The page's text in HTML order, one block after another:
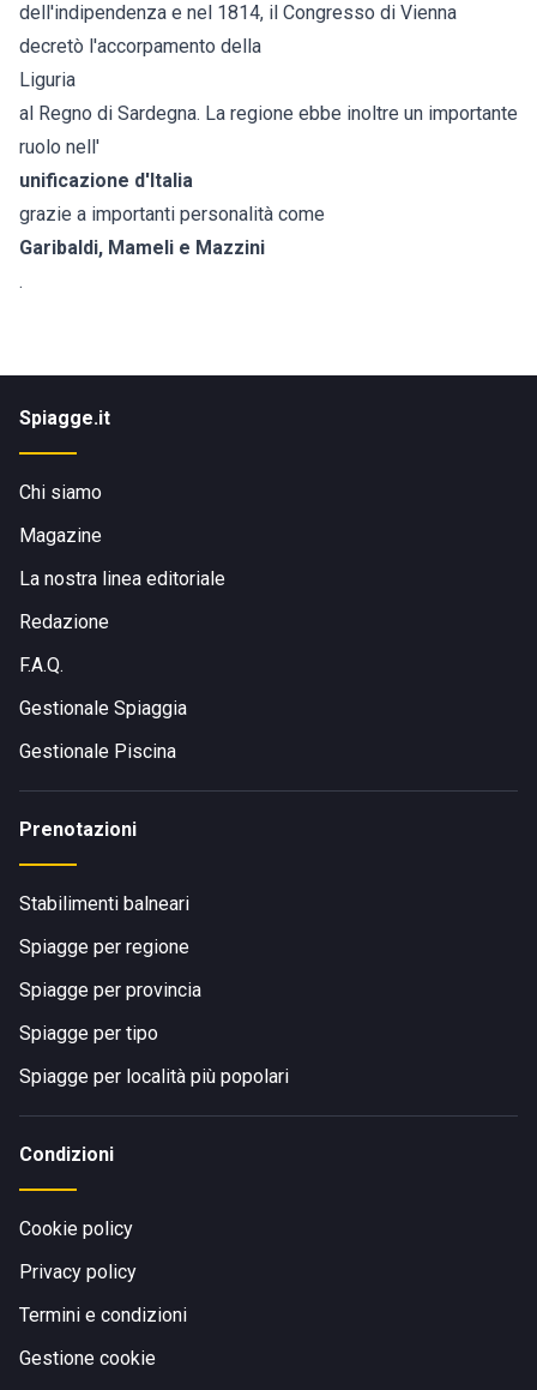
dell'indipendenza e nel 1814, il Congresso di Vienna
decretò l'accorpamento della
Liguria
al Regno di Sardegna. La regione ebbe inoltre un importante
ruolo nell'
unificazione d'Italia
grazie a importanti personalità come
Garibaldi, Mameli e Mazzini
.
Spiagge.it
Chi siamo
Magazine
La nostra linea editoriale
Redazione
F.A.Q.
Gestionale Spiaggia
Gestionale Piscina
Prenotazioni
Stabilimenti balneari
Spiagge per regione
Spiagge per provincia
Spiagge per tipo
Spiagge per località più popolari
Condizioni
Cookie policy
Privacy policy
Termini e condizioni
Gestione cookie